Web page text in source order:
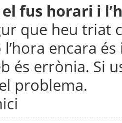
fus horari i
que heu triat
l’hora encara
és errònia. Si
problema.